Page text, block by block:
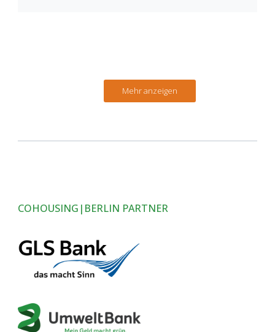
Mehr anzeigen
COHOUSING|BERLIN PARTNER